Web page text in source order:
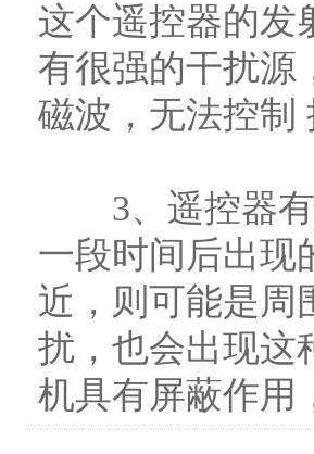
这个遥控器的发
有很强的干扰源
磁波，无法控制
3、遥控器有
一段时间后出现
近，则可能是周
扰，也会出现这
机具有屏蔽作用